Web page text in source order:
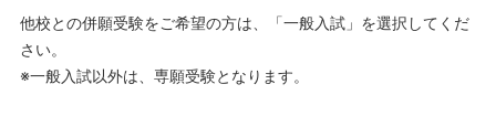
他校との併願受験をご希望の方は、「一般入試」を選択してくだ
さい。
※一般入試以外は、専願受験となります。